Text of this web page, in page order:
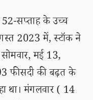
सप्ताह के उच्च
2023 में, स्टॉक ने
मई 13,
फीसदी की बढ़त के
था। मंगलवार ( 14